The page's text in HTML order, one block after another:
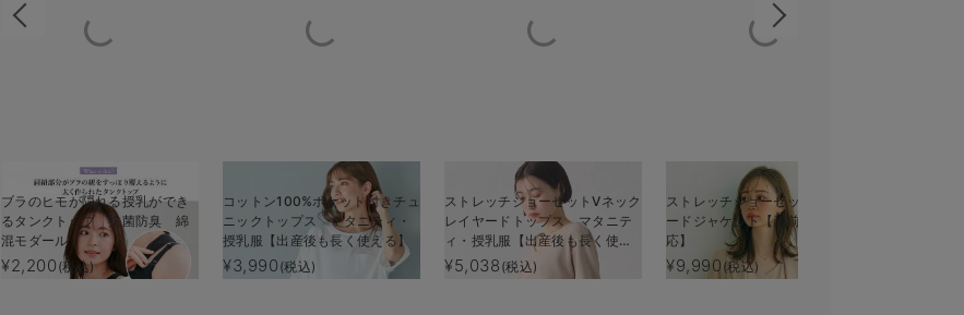
ブラのヒモが隠れる授乳ができ
るタンクトップ 抗菌防臭 綿
混モダール
¥2,200 (税込)
コットン100%ポケット付きチュ
ニックトップス マタニティ・
授乳服【出産後も長く使える】
¥3,990 (税込)
ストレッチジョーゼットVネック
レイヤードトップス マタニテ
ィ・授乳服【出産後も長く使え
る】
¥5,038 (税込)
ストレッチジョーゼットテーラ
ードジャケット【産前産後対
応】
¥9,990 (税込)